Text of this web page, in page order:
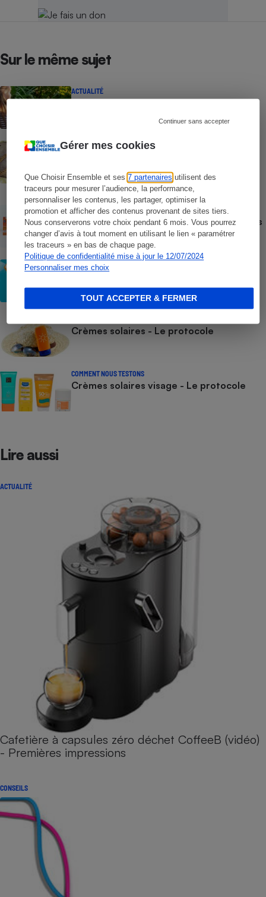
Gérer mes cookies
Que Choisir Ensemble et ses7 partenaires utilisent des
traceurs pour mesurer l’audience, la performance,
personnaliser les contenus, les partager, optimiser la
promotion et afficher des contenus provenant de sites tiers.
Nous conserverons votre choix pendant 6 mois. Vous pourrez
changer d’avis à tout moment en utilisant le lien « paramétrer
les traceurs » en bas de chaque page.
Politique de confidentialité mise à jour le 12/07/2024
Personnaliser mes choix
Continuer sans accepter
TOUT ACCEPTER & FERMER
Sur le même sujet
ACTUALITÉ
Les moustiques vont-ils s’habituer au
ACTION QUE CHOISIR ENSEMBLE
dangereuses pour la santé des
consommateurs
ACTUALITÉ
Crèmes solaires - Le bilan désastreux des
plateformes chinoises
CONSEILS
Crèmes solaires - Les logos à la loupe
Crèmes solaires - Le protocole
COMMENT NOUS TESTONS
Crèmes solaires visage - Le protocole
Lire aussi
ACTUALITÉ
Cafetière à capsules zéro déchet CoffeeB (vidéo)
- Premières impressions
CONSEILS